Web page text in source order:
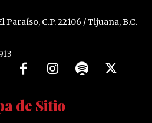
Paraíso, C.P. 22106 / Tijuana, B.C.
de Sitio